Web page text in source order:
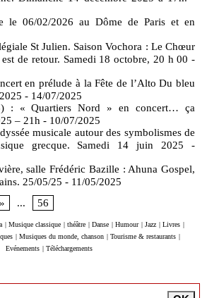
le 06/02/2026 au Dôme de Paris et en
St Julien. Saison Vochora : Le Chœur
est de retour. Samedi 18 octobre, 20 h 00 -
en prélude à la Fête de l’Alto Du bleu
- 14/07/2025
: « Quartiers Nord » en concert… ça
– 21h - 10/07/2025
musicale autour des symbolismes de
grecque. Samedi 14 juin 2025
-
salle Frédéric Bazille : Ahuna Gospel,
25/05/25 - 11/05/2025
» ... 56
Musique classique théâtre Danse Humour Jazz Livres
Musiques du monde, chanson Tourisme & restaurants
Evénements
Téléchargements